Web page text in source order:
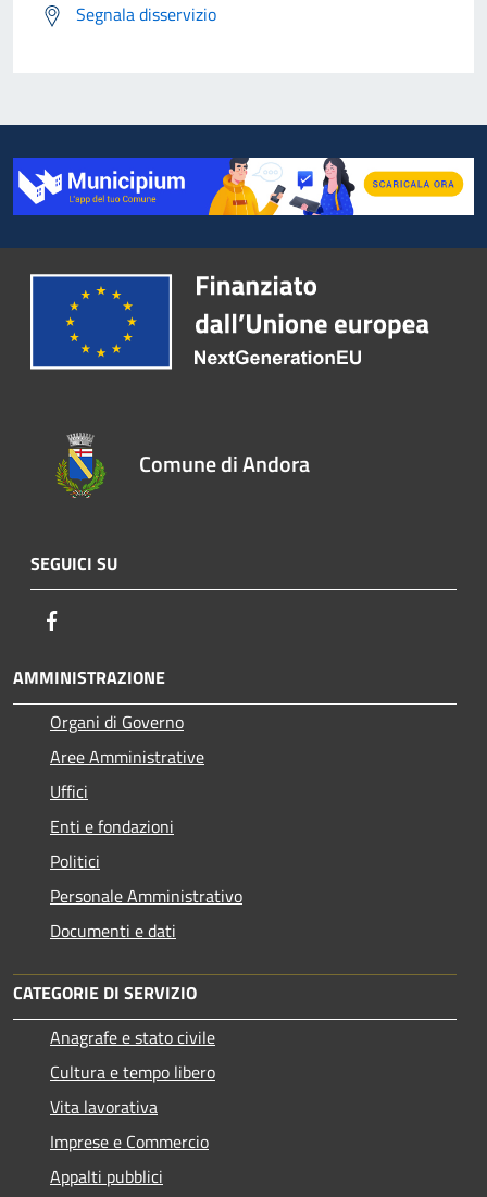
Segnala disservizio
Comune di Andora
SEGUICI SU
AMMINISTRAZIONE
Organi di Governo
Aree Amministrative
Uffici
Enti e fondazioni
Politici
Personale Amministrativo
Documenti e dati
CATEGORIE DI SERVIZIO
Anagrafe e stato civile
Cultura e tempo libero
Vita lavorativa
Imprese e Commercio
Appalti pubblici